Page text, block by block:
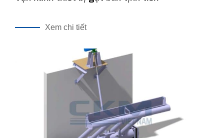
Xem chi tiết